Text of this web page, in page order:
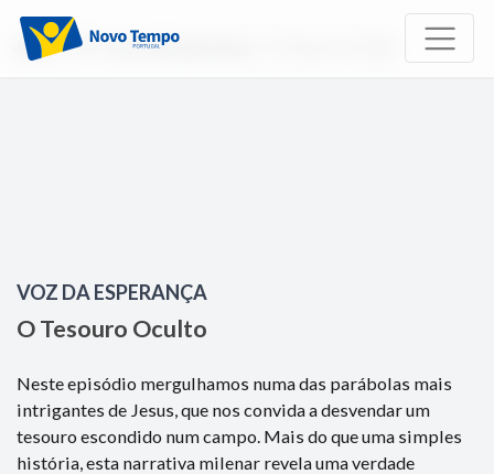
Início TV Voz da Esperança
VOZ DA ESPERANÇA
O Tesouro Oculto
Neste episódio mergulhamos numa das parábolas mais
intrigantes de Jesus, que nos convida a desvendar um
tesouro escondido num campo. Mais do que uma simples
história, esta narrativa milenar revela uma verdade